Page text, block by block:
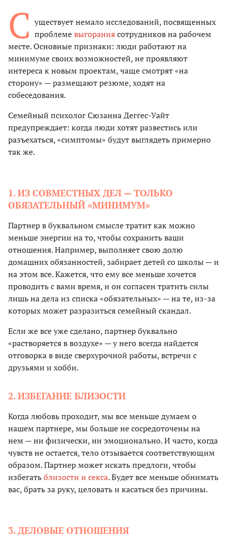
С уществует немало исследований, посвященных
проблемевыгораниясотрудников на рабочем
месте. Основные признаки: люди работают на
минимуме своих возможностей, не проявляют
интереса к новым проектам, чаще смотрят «на
сторону» — размещают резюме, ходят на
собеседования.
Семейный психолог Сюзанна Деггес-Уайт
предупреждает: когда люди хотят развестись или
разъехаться, «симптомы» будут выглядеть примерно
так же.
1. ИЗ СОВМЕСТНЫХ ДЕЛ — ТОЛЬКО
ОБЯЗАТЕЛЬНЫЙ «МИНИМУМ»
Партнер в буквальном смысле тратит как можно
меньше энергии на то, чтобы сохранить ваши
отношения. Например, выполняет свою долю
домашних обязанностей, забирает детей со школы — и
на этом все. Кажется, что ему все меньше хочется
проводить с вами время, и он согласен тратить силы
лишь на дела из списка «обязательных» — на те, из-за
которых может разразиться семейный скандал.
Если же все уже сделано, партнер буквально
«растворяется в воздухе» — у него всегда найдется
отговорка в виде сверхурочной работы, встречи с
друзьями и хобби.
2. ИЗБЕГАНИЕ БЛИЗОСТИ
Когда любовь проходит, мы все меньше думаем о
нашем партнере, мы больше не сосредоточены на
нем — ни физически, ни эмоционально. И часто, когда
чувств не остается, тело отзывается соответствующим
образом. Партнер может искать предлоги, чтобы
избегатьблизости и секса. Будет все меньше обнимать
вас, брать за руку, целовать и касаться без причины.
3. ДЕЛОВЫЕ ОТНОШЕНИЯ